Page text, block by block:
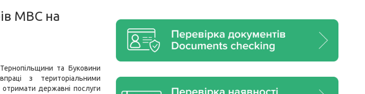
МВС на
та Буковини
з територіальними
державні послуги